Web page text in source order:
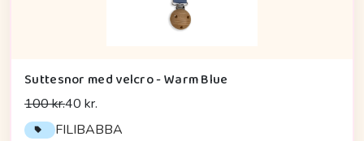
Suttesnor med velcro - Warm Blue
100 kr.40 kr.
FILIBABBA